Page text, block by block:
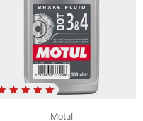
Motul